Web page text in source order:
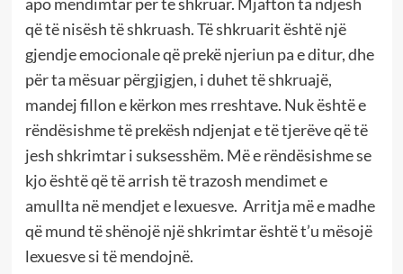
që të nisësh të shkruash. Të shkruarit është një
gjendje emocionale që prekë njeriun pa e ditur, dhe
për ta mësuar përgjigjen, i duhet të shkruajë,
mandej fillon e kërkon mes rreshtave. Nuk është e
rëndësishme të prekësh ndjenjat e të tjerëve që të
jesh shkrimtar i suksesshëm. Më e rëndësishme se
kjo është që të arrish të trazosh mendimet e
amullta në mendjet e lexuesve. Arritja më e madhe
që mund të shënojë një shkrimtar është t’u mësojë
lexuesve si të mendojnë.